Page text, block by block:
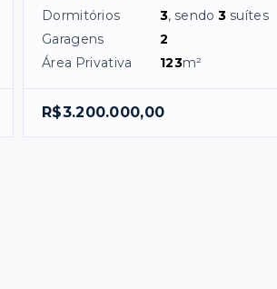
Dormitórios 3, sendo3 suítes
Garagens
2
Área Privativa
123m²
R$3.200.000,00